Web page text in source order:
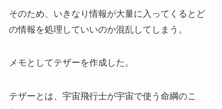
そのため、いきなり情報が大量に入ってくるとど
の情報を処理していいのか混乱してしまう。
メモとしてテザーを作成した。
テザーとは、宇宙飛行士が宇宙で使う命綱のこ